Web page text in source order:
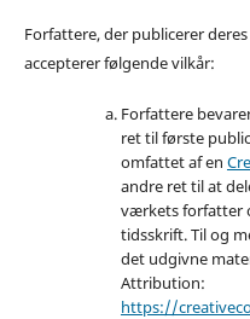
Forfattere, der publicerer
accepterer følgende vilkår:
Forfattere
ret til første
omfattet af en
andre ret til at
værkets forfatter
tidsskrift. Til og
det udgivne
Attribution:
https://